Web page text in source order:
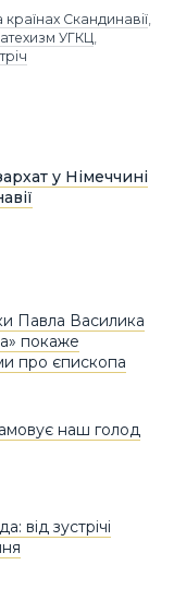
Скандинавії,
УГКЦ,
у Німеччині
Павла Василика
покаже
про єпископа
наш голод
від зустрічі